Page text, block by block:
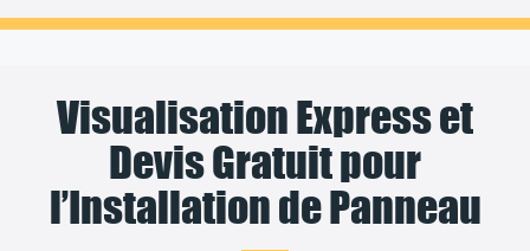
Visualisation Express et
Devis Gratuit pour
l’Installation de Panneau